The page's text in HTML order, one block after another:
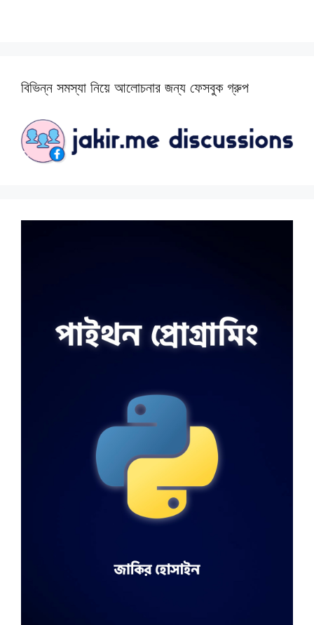
বিভিন্ন সমস্যা নিয়ে আলোচনার জন্য ফেসবুক গ্রুপ